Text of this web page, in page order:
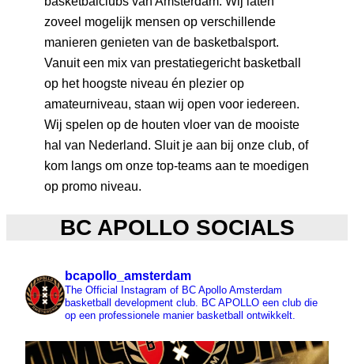
zoveel mogelijk mensen op verschillende
manieren genieten van de basketbalsport.
Vanuit een mix van prestatiegericht basketball
op het hoogste niveau én plezier op
amateurniveau, staan wij open voor iedereen.
Wij spelen op de houten vloer van de mooiste
hal van Nederland. Sluit je aan bij onze club, of
kom langs om onze top-teams aan te moedigen
op promo niveau.
BC APOLLO SOCIALS
bcapollo_amsterdam
The Official Instagram of BC Apollo Amsterdam
basketball development club. BC APOLLO een club die
op een professionele manier basketball ontwikkelt.